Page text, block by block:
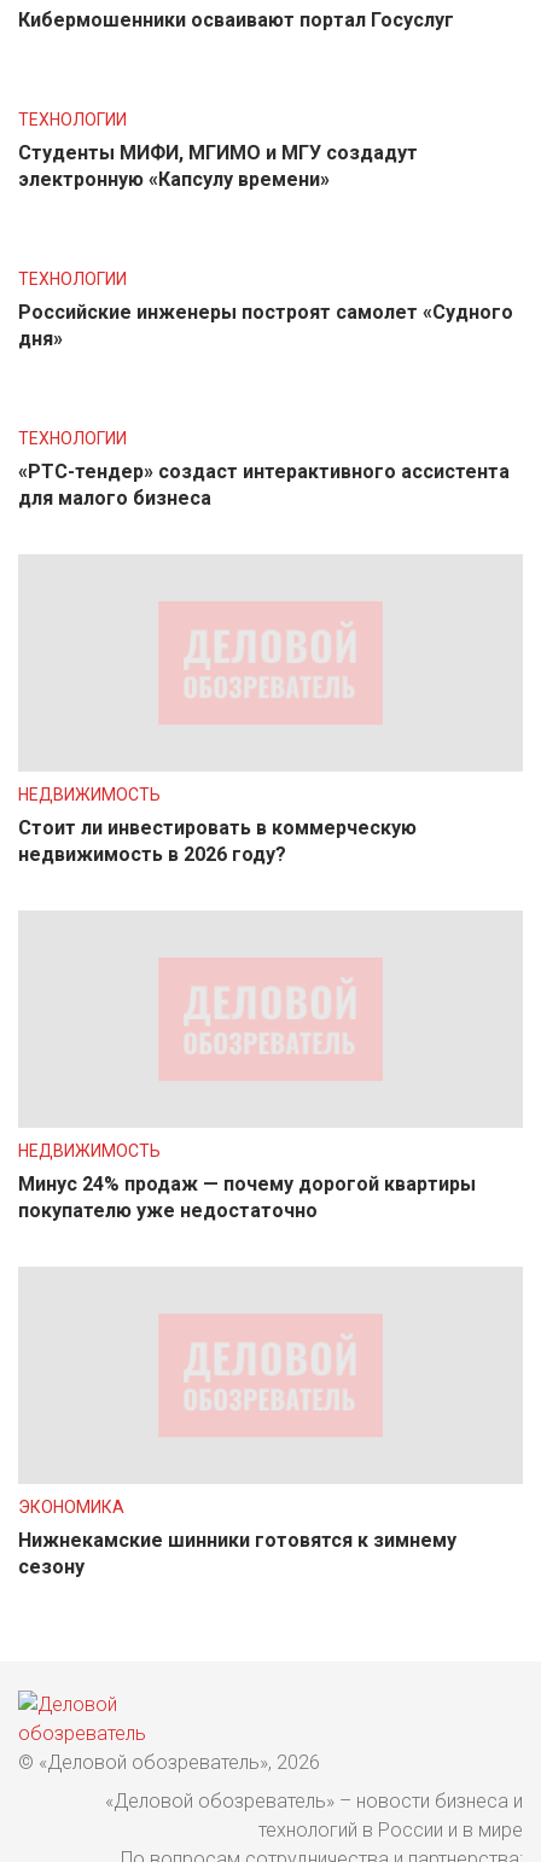
Кибермошенники осваивают портал Госуслуг
ТЕХНОЛОГИИ
Студенты МИФИ, МГИМО и МГУ создадут
электронную «Капсулу времени»
ТЕХНОЛОГИИ
Российские инженеры построят самолет «Судного
дня»
ТЕХНОЛОГИИ
«РТС-тендер» создаст интерактивного ассистента
для малого бизнеса
НЕДВИЖИМОСТЬ
Стоит ли инвестировать в коммерческую
недвижимость в 2026 году?
НЕДВИЖИМОСТЬ
Минус 24% продаж — почему дорогой квартиры
покупателю уже недостаточно
ЭКОНОМИКА
Нижнекамские шинники готовятся к зимнему
сезону
© «Деловой обозреватель», 2026
«Деловой обозреватель» – новости бизнеса и
технологий в России и в мире